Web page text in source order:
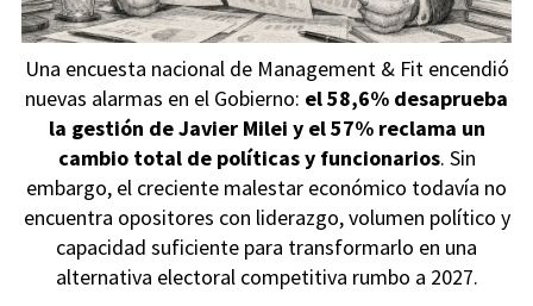
Una encuesta nacional de Management & Fit encendió
nuevas alarmas en el Gobierno: el 58,6% desaprueba
la gestión de Javier Milei y el 57% reclama un
cambio total de políticas y funcionarios. Sin
embargo, el creciente malestar económico todavía no
encuentra opositores con liderazgo, volumen político y
capacidad suficiente para transformarlo en una
alternativa electoral competitiva rumbo a 2027.